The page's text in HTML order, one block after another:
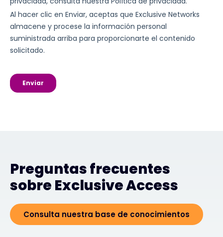
Preguntas frecuentes
sobre Exclusive Access
Consulta nuestra base de conocimientos